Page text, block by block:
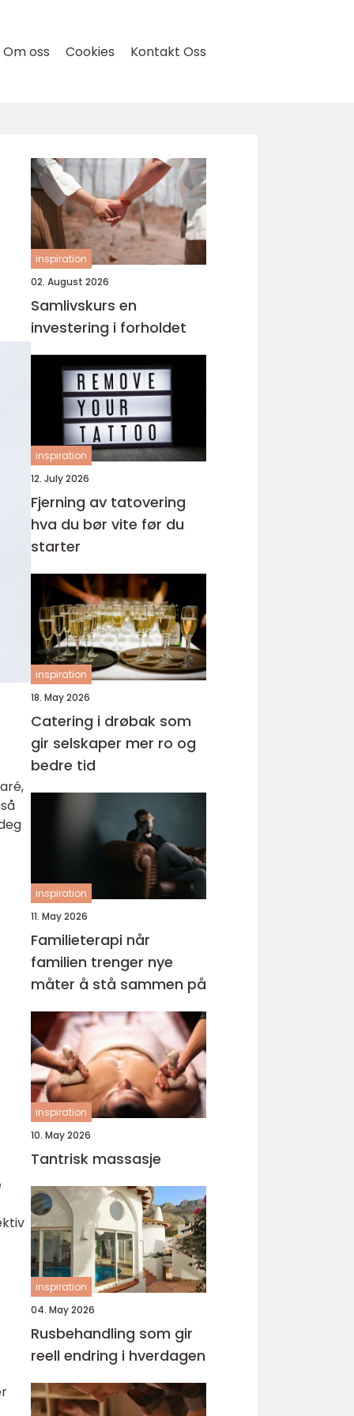
Om oss Cookies Kontakt Oss
inspiration
02. August 2026
Samlivskurs en
investering i forholdet
inspiration
12. July 2026
Fjerning av tatovering
hva du bør vite før du
starter
inspiration
18. May 2026
Catering i drøbak som
gir selskaper mer ro og
bedre tid
inspiration
11. May 2026
Familieterapi når
familien trenger nye
måter å stå sammen på
inspiration
10. May 2026
Tantrisk massasje
inspiration
04. May 2026
Rusbehandling som gir
reell endring i hverdagen